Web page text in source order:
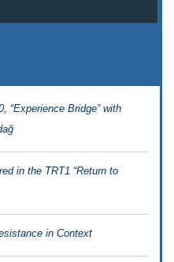
“Experience Bridge” with
in the TRT1 “Return to
in Context